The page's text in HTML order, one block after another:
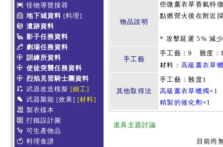
怪物導覽搜尋
地下城資料 [料理]
遺跡資料
影子任務資料
劇場任務資料
訓練所資料
使徒突襲任務資料
烈焰見習騎士團資料
武器改造模擬 [細工]
武器聚能 [效果] [材料]
製衣樣本
打鐵設計圖
可生產物品
料理食譜
物品說明
些微薰衣草香氣特
點燃營火後在附近
* 攻擊延遲 5% 減少
手工藝
手工藝：9 難度：
材料： 高級薰衣草
其他取得法
手工藝：難度1
高級薰衣草蠟燭×1
精製的催化劑 ×1
道具主題討論
目前尚